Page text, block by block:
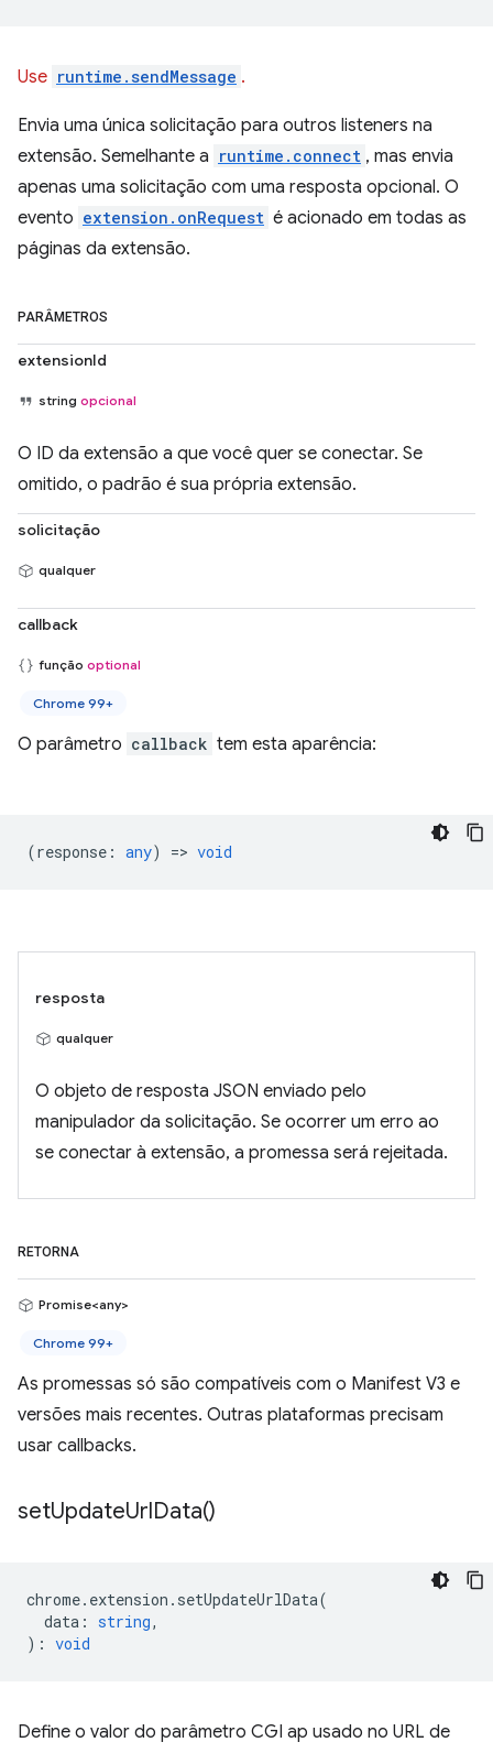
Use runtime.sendMessage .
Envia uma única solicitação para outros listeners na
extensão. Semelhante a runtime.connect , mas envia
apenas uma solicitação com uma resposta opcional. O
evento extension.onRequest é acionado em todas as
páginas da extensão.
PARÂMETROS
extensionId
string opcional
O ID da extensão a que você quer se conectar. Se
omitido, o padrão é sua própria extensão.
solicitação
qualquer
callback
função optional
Chrome 99+
O parâmetro callback tem esta aparência:
(response : any) => void
resposta
qualquer
O objeto de resposta JSON enviado pelo
manipulador da solicitação. Se ocorrer um erro ao
se conectar à extensão, a promessa será rejeitada.
RETORNA
Promise<any>
Chrome 99+
As promessas só são compatíveis com o Manifest V3 e
versões mais recentes. Outras plataformas precisam
usar callbacks.
setUpdateUrlData()
chrome. extension . setUpdateUrlData(
data : string,
) : void
Define o valor do parâmetro CGI ap usado no URL de